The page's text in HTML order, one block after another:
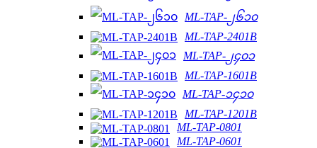
ML-TAP-၂၆၁၀
ML-TAP-2401B
ML-TAP-၂၄၀၁
ML-TAP-1601B
ML-TAP-၁၄၁၀
ML-TAP-1201B
ML-TAP-0801
ML-TAP-0601